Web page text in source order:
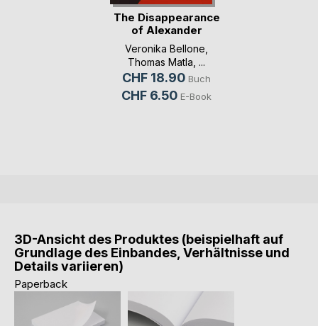
The Disappearance
of Alexander
Schober
Veronika Bellone
Thomas Matla , ...
CHF 18.90 Buch
CHF 6.50 E-Book
3D-Ansicht des Produktes (beispielhaft auf
Grundlage des Einbandes, Verhältnisse und
Details variieren)
Paperback